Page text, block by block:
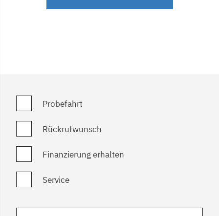
Probefahrt
Rückrufwunsch
Finanzierung erhalten
Service